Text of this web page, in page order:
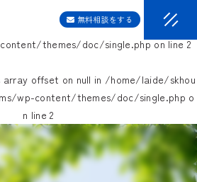
$gPages in/home/laide/skhouse-sh.co
themes/doc/single.phpon line2
offset on null in /home/laide/skhou
wp-content/themes/doc/single.php o
n line2
無料相談をする